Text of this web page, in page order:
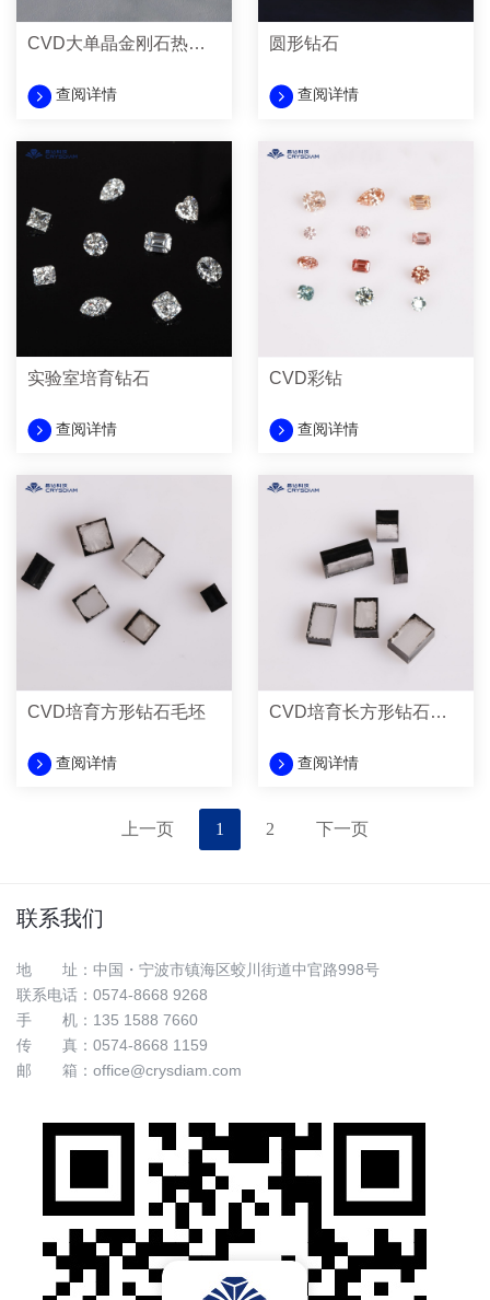
CVD大单晶金刚石热沉材料
查阅详情
圆形钻石
查阅详情
实验室培育钻石
查阅详情
CVD彩钻
查阅详情
CVD培育方形钻石毛坯
查阅详情
CVD培育长方形钻石毛坯
查阅详情
上一页 1 2 下一页
联系我们
地 址：中国・宁波市镇海区蛟川街道中官路998号
联系电话：0574-8668 9268
手 机： 135 1588 7660
传 真：0574-8668 1159
邮 箱： office@crysdiam.com